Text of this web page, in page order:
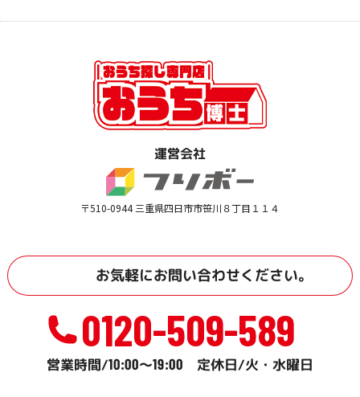
運営会社
〒510-0944 三重県四日市市笹川８丁目１１４
お気軽にお問い合わせください。
0120-509-589
営業時間/10:00～19:00 定休日/火・水曜日